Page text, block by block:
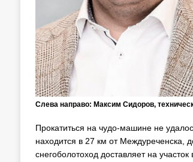
Слева направо: Максим Сидоров,
Прокатиться на чудо-машине не
находится в 27 км от Междуреченска,
снегоболотоход доставляет на